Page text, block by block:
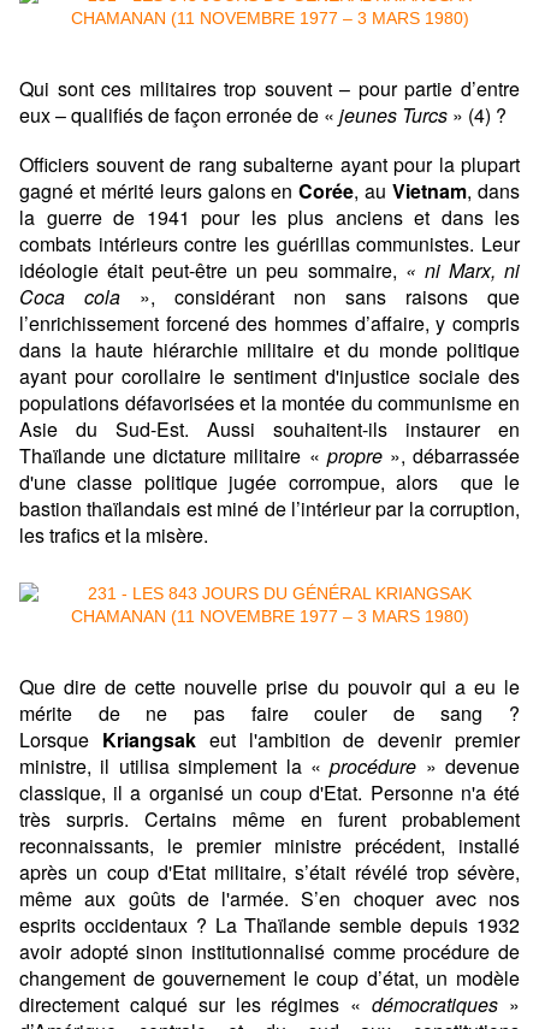
Qui sont ces militaires trop souvent – pour partie d’entre
eux – qualifiés de façon erronée de « jeunes Turcs » (4) ?
Officiers souvent de rang subalterne ayant pour la plupart
gagné et mérité leurs galons enCorée, auVietnam, dans
la guerre de 1941 pour les plus anciens et dans les
combats intérieurs contre les guérillas communistes. Leur
idéologie était peut-être un peu sommaire, « ni Marx, ni
Coca cola », considérant non sans raisons que
l’enrichissement forcené des hommes d’affaire, y compris
dans la haute hiérarchie militaire et du monde politique
ayant pour corollaire le sentiment d'injustice sociale des
populations défavorisées et la montée du communisme en
Asie du Sud-Est. Aussi souhaitent-ils instaurer en
Thaïlande une dictature militaire « propre», débarrassée
d'une classe politique jugée corrompue, alors que le
bastion thaïlandais est miné de l’intérieur par la corruption,
les trafics et la misère.
Que dire de cette nouvelle prise du pouvoir qui a eu le
mérite de ne pas faire couler de sang ?
Lorsque Kriangsak eut l'ambition de devenir premier
ministre, il utilisa simplement la «procédure » devenue
classique, il a organisé un coup d'Etat. Personne n'a été
très surpris. Certains même en furent probablement
reconnaissants, le premier ministre précédent, installé
après un coup d'Etat militaire, s’était révélé trop sévère,
même aux goûts de l'armée. S’en choquer avec nos
esprits occidentaux ? La Thaïlande semble depuis 1932
avoir adopté sinon institutionnalisé comme procédure de
changement de gouvernement le coup d’état, un modèle
directement calqué sur les régimes « démocratiques »